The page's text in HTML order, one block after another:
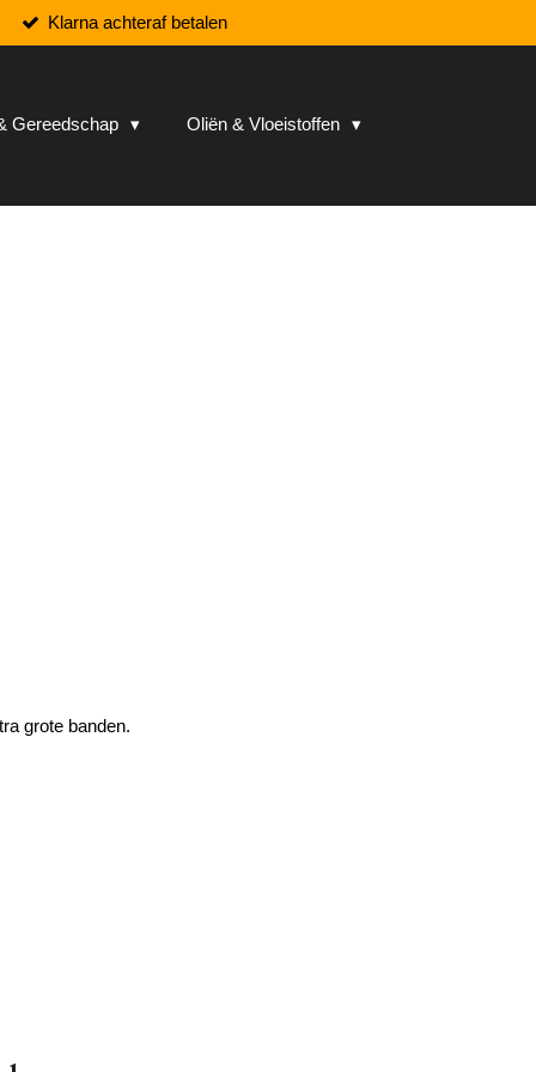
Klarna achteraf betalen
Gereedschap Oliën & Vloeistoffen
grote banden.